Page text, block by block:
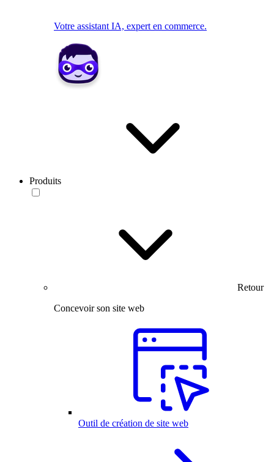
Votre assistant IA, expert en commerce.
Produits
Retour
Concevoir son site web
Outil de création de site web